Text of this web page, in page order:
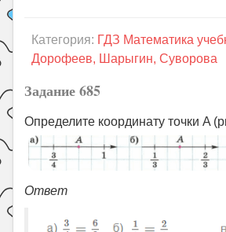
Праздники
Летом!
Поиск
Категория: ГДЗ Математика
Дорофеев, Шарыгин, Суворова
Задание 685
Определите координату точки A
Ответ